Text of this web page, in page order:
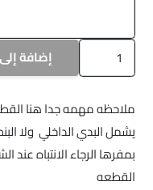
كمية
D35
إضافة
ملاحظه مهمه جدا هنا
يشمل البدي الداخلي ولا
بمفرها الرجاء الانتباه
القطعه